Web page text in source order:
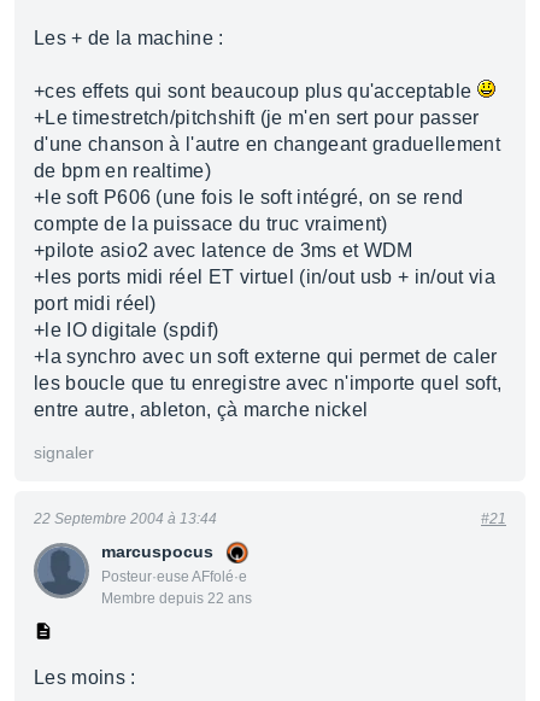
Les + de la machine :
+ces effets qui sont beaucoup plus qu'acceptable
+Le timestretch/pitchshift (je m'en sert pour passer
d'une chanson à l'autre en changeant graduellement
de bpm en realtime)
+le soft P606 (une fois le soft intégré, on se rend
compte de la puissace du truc vraiment)
+pilote asio2 avec latence de 3ms et WDM
+les ports midi réel ET virtuel (in/out usb + in/out via
port midi réel)
+le IO digitale (spdif)
+la synchro avec un soft externe qui permet de caler
les boucle que tu enregistre avec n'importe quel soft,
entre autre, ableton, çà marche nickel
signaler
marcuspocus
Posteur·euse AFfolé·e
Membre depuis 22 ans
22 Septembre 2004 à 13:44 #21
Les moins :